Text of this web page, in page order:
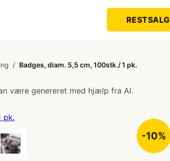
RESTSALG
/ Badges, diam. 5,5 cm, 100stk./ 1 pk.
være genereret med hjælp fra AI.
-10%